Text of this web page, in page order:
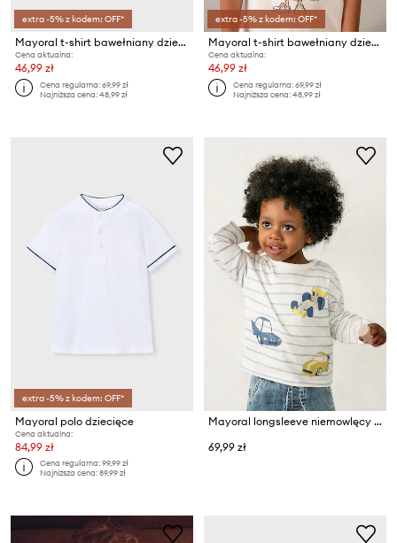
extra -5% z kodem: OFF*
Mayoral t-shirt bawełniany dziecięcy
Cena aktualna:
46,99 zł
Cena regularna:69,99 zł
Najniższa cena:48,99 zł
extra -5% z kodem: OFF*
Mayoral t-shirt bawełniany dziecięcy
Cena aktualna:
46,99 zł
Cena regularna:69,99 zł
Najniższa cena:48,99 zł
extra -5% z kodem: OFF*
Mayoral polo dziecięce
Cena aktualna:
84,99 zł
Cena regularna:99,99 zł
Najniższa cena:89,99 zł
Mayoral longsleeve niemowlęcy bawełniany
69,99 zł